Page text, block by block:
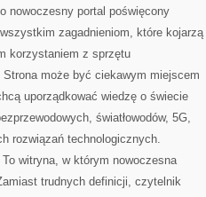
TECHNOLOGIE
nowoczesny portal poświęcony
zagadnieniom, które kojarzą
korzystaniem z sprzętu
Strona może być ciekawym miejscem
uporządkować wiedzę o świecie
światłowodów, 5G,
rozwiązań technologicznych.
witryna, w którym nowoczesna
trudnych definicji, czytelnik